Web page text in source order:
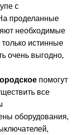
с
проделанные
необходимые
только истинные
очень выгодно,
помогут
все
оборудования,